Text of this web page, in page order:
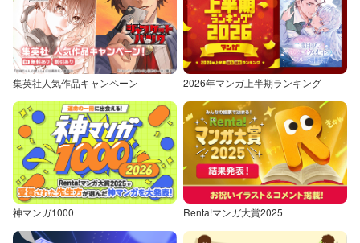
集英社人気作品キャンペーン 2026年マンガ上半期ランキング
神マンガ1000 Renta!マンガ大賞2025